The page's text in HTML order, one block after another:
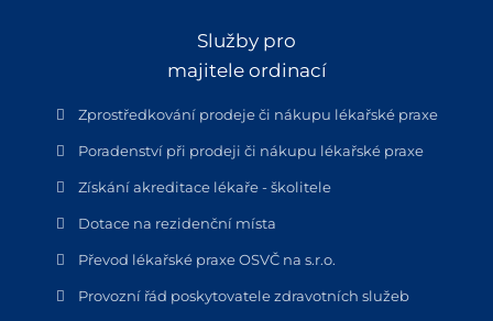
Služby pro
majitele ordinací
Zprostředkování prodeje či nákupu lékařské praxe
Poradenství při prodeji či nákupu lékařské praxe
Získání akreditace lékaře - školitele
Dotace na rezidenční místa
Převod lékařské praxe OSVČ na s.r.o.
Provozní řád poskytovatele zdravotních služeb